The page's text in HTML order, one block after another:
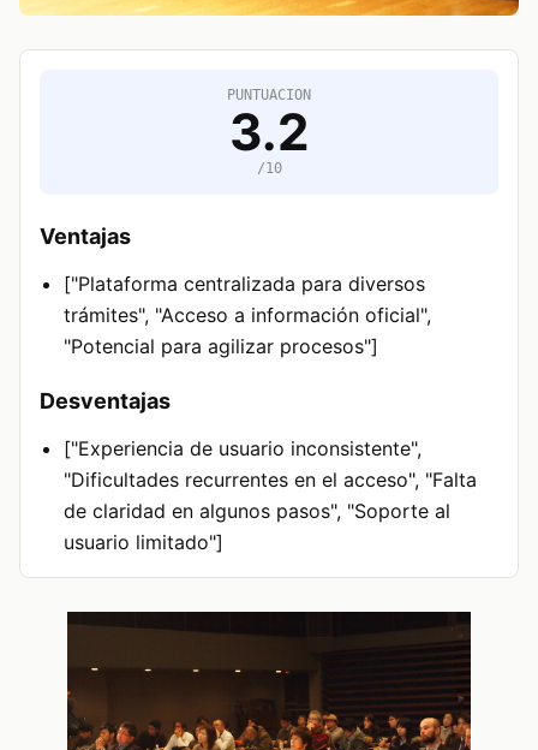
PUNTUACION
3.2
/10
Ventajas
["Plataforma centralizada para diversos
trámites", "Acceso a información oficial",
"Potencial para agilizar procesos"]
Desventajas
["Experiencia de usuario inconsistente",
"Dificultades recurrentes en el acceso", "Falta
de claridad en algunos pasos", "Soporte al
usuario limitado"]